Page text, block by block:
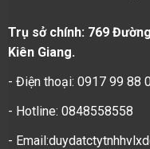
Trụ sở chính: 769
Kiên Giang.
- Điện thoại: 0917 99 88
- Hotline: 0848558558
-